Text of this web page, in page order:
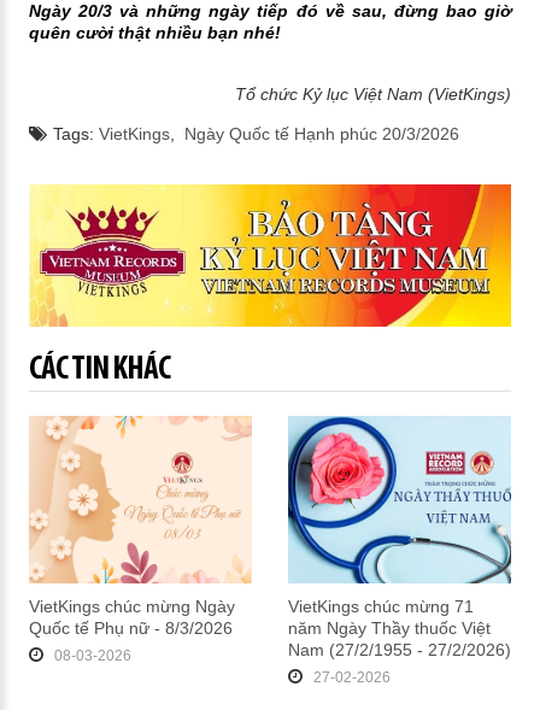
Ngày 20/3 và những ngày tiếp đó về sau, đừng bao giờ
quên cười thật nhiều bạn nhé!
Tổ chức Kỷ lục Việt Nam (VietKings)
Tags: VietKings, Ngày Quốc tế Hạnh phúc 20/3/2026
CÁC TIN KHÁC
VietKings chúc mừng Ngày
Quốc tế Phụ nữ - 8/3/2026
08-03-2026
VietKings chúc mừng 71
năm Ngày Thầy thuốc Việt
Nam (27/2/1955 - 27/2/2026)
27-02-2026